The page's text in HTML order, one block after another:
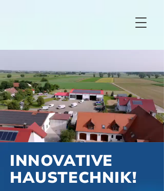
INNOVATIVE
HAUSTECHNIK!